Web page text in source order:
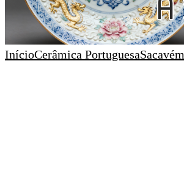
InícioCerâmica PortuguesaSacavém